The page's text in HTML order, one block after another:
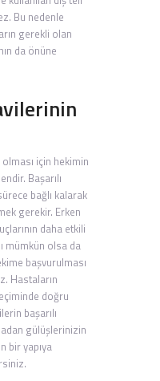
Bu nedenle
gerekli olan
da önüne
için hekimin
Başarılı
bağlı kalarak
gerekir. Erken
daha etkili
mümkün olsa da
başvurulması
Hastaların
doğru
başarılı
gülüşlerinizin
bir yapıya